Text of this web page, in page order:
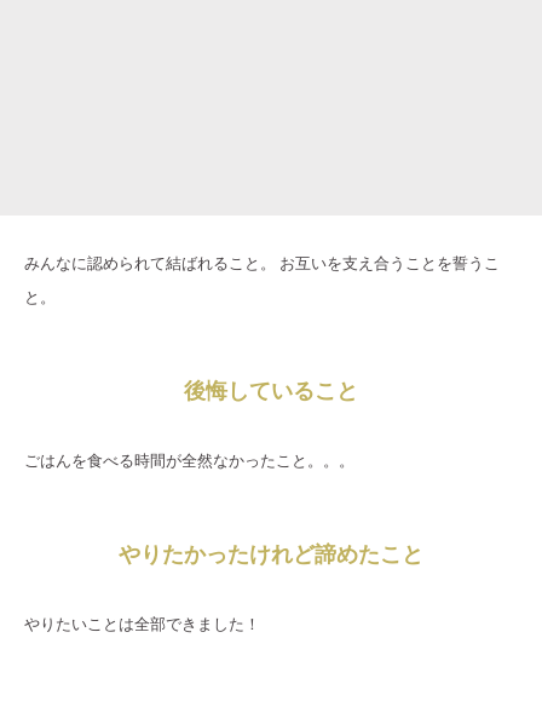
みんなに認められて結ばれること。 お互いを支え合うことを誓うこ
と。
後悔していること
ごはんを食べる時間が全然なかったこと。。。
やりたかったけれど諦めたこと
やりたいことは全部できました！